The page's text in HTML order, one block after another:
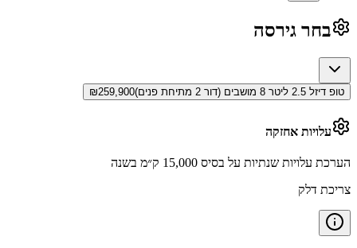
בחר גירסה
טופ דיזל 2.5 ליטר 8 מושבים (דור 2 מתיחת פנים) ₪259,900
עלויות אחזקה
הערכת עלויות שנתיות על בסיס 15,000 ק״מ בשנה
צריכת דלק